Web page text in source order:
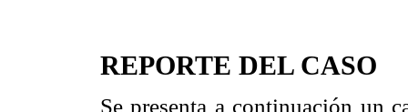
REPORTE DEL CASO
Se presenta a continuación un